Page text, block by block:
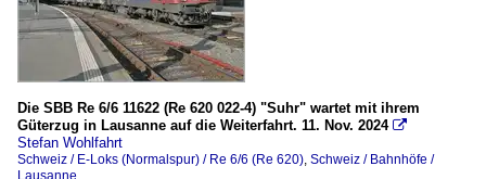
Die SBB Re 6/6 11622 (Re 620 022-4) "Suhr" wartet mit ihrem
Güterzug in Lausanne auf die Weiterfahrt. 11. Nov. 2024 
Stefan Wohlfahrt
Schweiz / E-Loks (Normalspur) / Re 6/6 (Re 620), Schweiz / Bahnhöfe /
Lausanne